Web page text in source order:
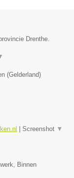
Drenthe.
(Gelderland)
Screenshot ▼
Binnen